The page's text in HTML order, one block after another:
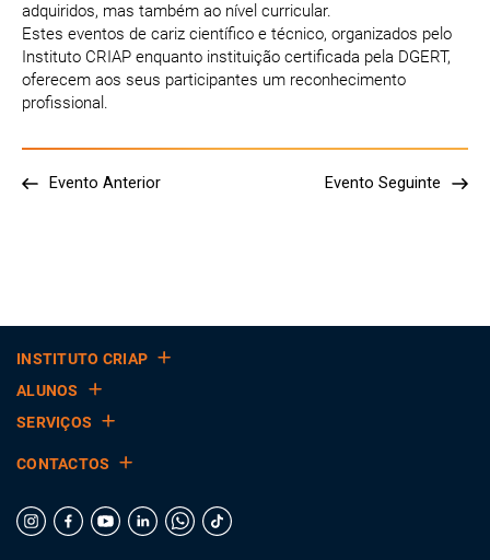
adquiridos, mas também ao nível curricular.
Estes eventos de cariz científico e técnico, organizados pelo
Instituto CRIAP enquanto instituição certificada pela DGERT,
oferecem aos seus participantes um reconhecimento
profissional.
Evento Anterior Evento Seguinte
INSTITUTO CRIAP
ALUNOS
SERVIÇOS
CONTACTOS